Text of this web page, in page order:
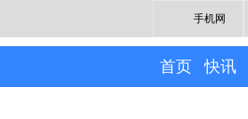
手机网
首页 快讯